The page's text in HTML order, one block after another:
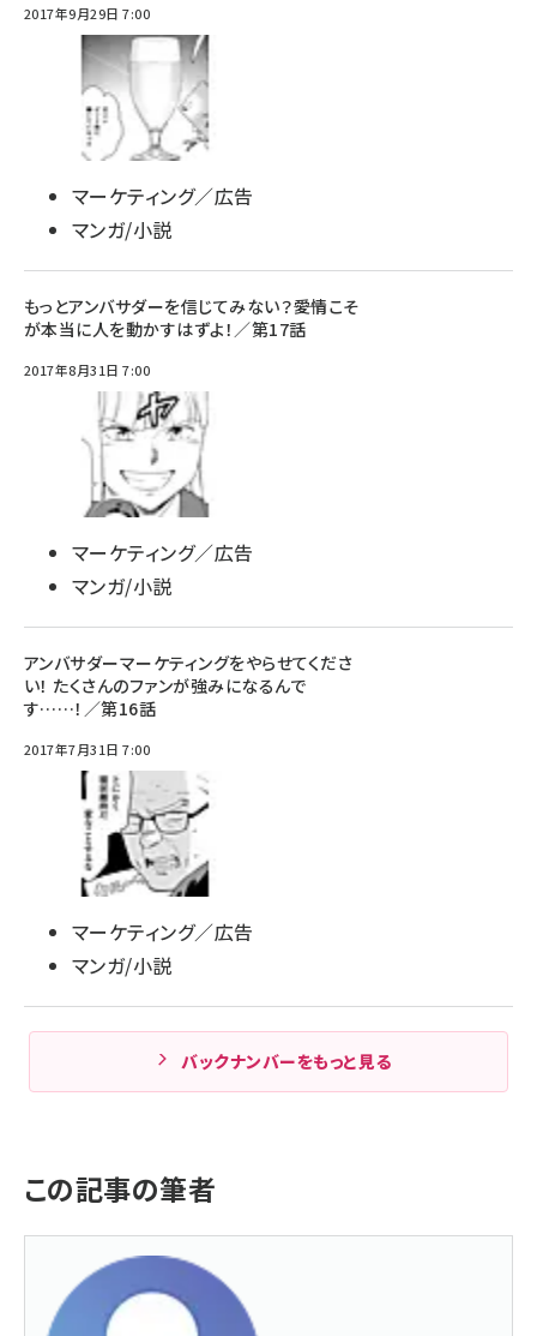
2017年9月29日 7:00
マーケティング／広告
マンガ/小説
もっとアンバサダーを信じてみない？――愛情こそ
が本当に人を動かすはずよ！／第17話
2017年8月31日 7:00
マーケティング／広告
マンガ/小説
アンバサダーマーケティングをやらせてくださ
い！ たくさんのファンが強みになるんで
す……！／第16話
2017年7月31日 7:00
マーケティング／広告
マンガ/小説
バックナンバーをもっと見る
この記事の筆者